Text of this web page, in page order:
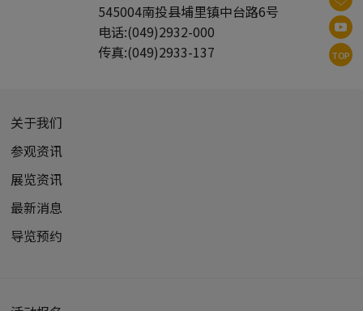
545004南投县埔里镇中台路6号
电话:(049)2932-000
传真:(049)2933-137
关于我们
参观资讯
展览资讯
最新消息
导览预约
TOP